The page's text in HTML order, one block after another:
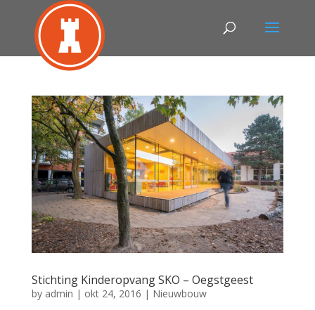
Stichting Kinderopvang SKO – Oegstgeest
by admin | okt 24, 2016 | Nieuwbouw